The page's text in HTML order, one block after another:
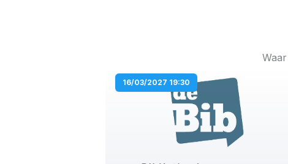
16/03/2027 19:30